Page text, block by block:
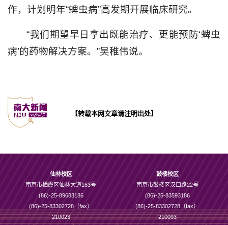
作，计划明年“蜱虫病”高发期开展临床研究。
“我们期望早日拿出既能治疗、更能预防‘蜱虫
病’的药物解决方案。”吴稚伟说。
【转载本网文章请注明出处】
仙林校区
南京市栖霞区仙林大道163号
(86)-25-89683186
(86)-25-83302728（fax）
210023
鼓楼校区
南京市鼓楼区汉口路22号
(86)-25-83593186
(86)-25-83302728（fax）
210093